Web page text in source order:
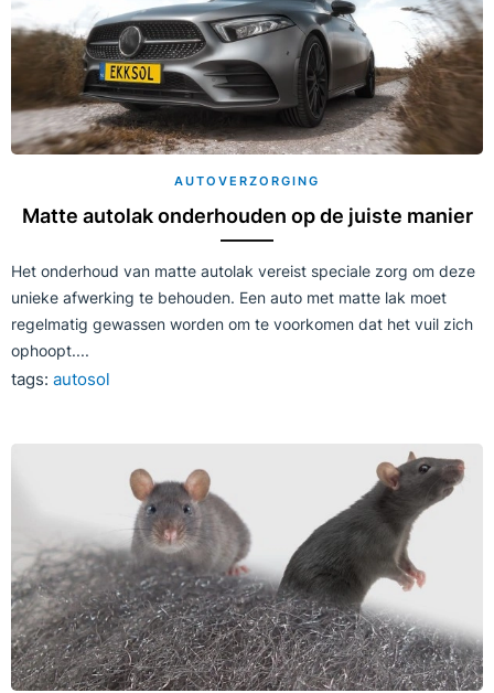
AUTOVERZORGING
Matte autolak onderhouden op de juiste manier
Het onderhoud van matte autolak vereist speciale zorg om deze
unieke afwerking te behouden. Een auto met matte lak moet
regelmatig gewassen worden om te voorkomen dat het vuil zich
ophoopt....
tags: autosol